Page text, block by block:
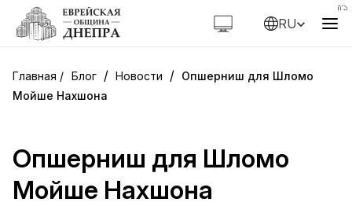
RU
Блог / Новости / Опшерниш для Шломо
Мойше Нахшона
Опшерниш для Шломо
Мойше Нахшона